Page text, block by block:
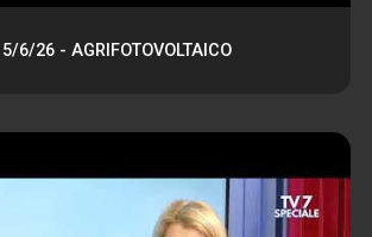
6/26 - AGRIFOTOVOLTAICO